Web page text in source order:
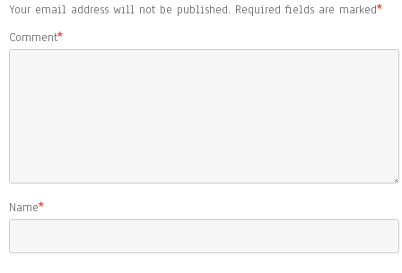
Your email address will not be published. Required fields are marked*
Comment*
Name*